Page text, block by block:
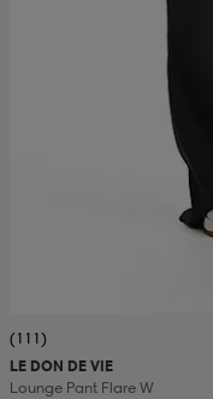
(111)
LE DON DE VIE
Lounge Pant Flare W